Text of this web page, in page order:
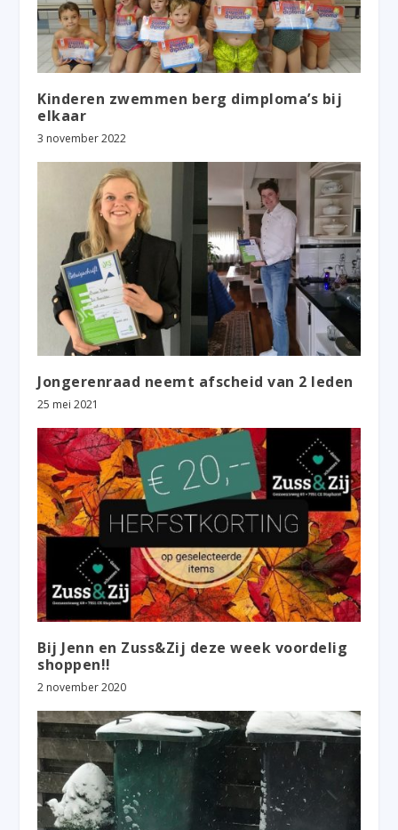
Kinderen zwemmen berg dimploma’s bij
elkaar
3 november 2022
Jongerenraad neemt afscheid van 2 leden
25 mei 2021
Bij Jenn en Zuss&Zij deze week voordelig
shoppen!!
2 november 2020